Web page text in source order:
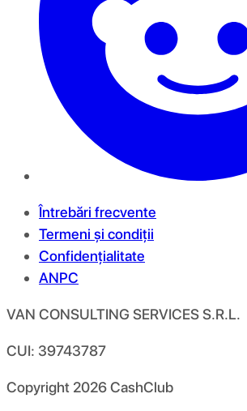
Întrebări frecvente
Termeni și condiții
Confidențialitate
ANPC
VAN CONSULTING SERVICES S.R.L.
CUI: 39743787
Copyright 2026CashClub